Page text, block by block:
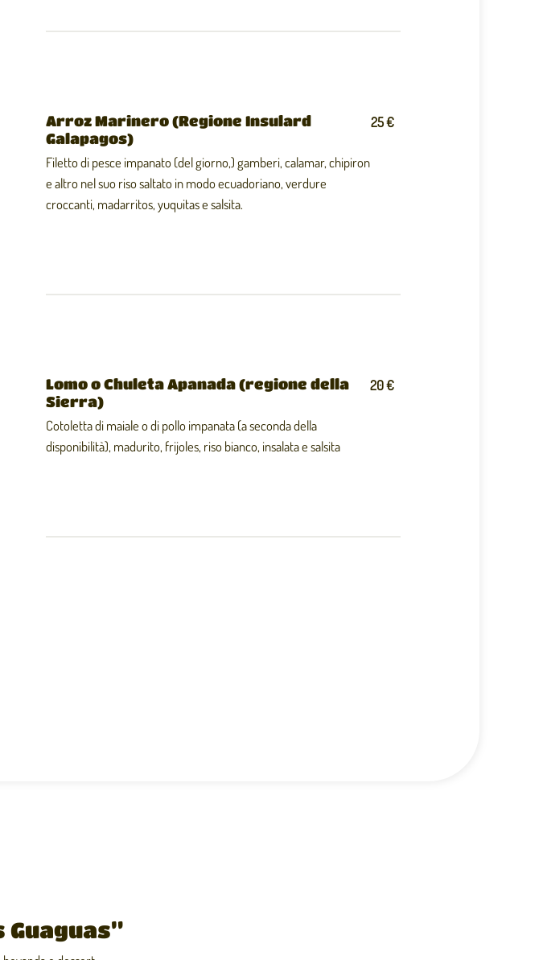
Arroz Marinero (Regione Insulard
Galapagos)
Filetto di pesce impanato (del giorno,) gamberi, calamar, chipiron
e altro nel suo riso saltato in modo ecuadoriano, verdure
croccanti, madarritos, yuquitas e salsita.
25 €
Lomo o Chuleta Apanada (regione della
Sierra)
Cotoletta di maiale o di pollo impanata (a seconda della
disponibilità), madurito, frijoles, riso bianco, insalata e salsita
20 €
Guaguas”